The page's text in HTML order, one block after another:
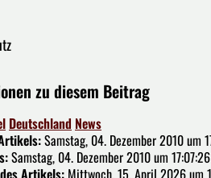
zu diesem Beitrag
Deutschland News
Samstag, 04. Dezember 2010 um
Samstag, 04. Dezember 2010 um